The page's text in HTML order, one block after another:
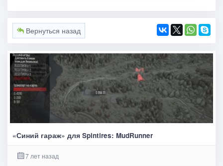
Вернуться назад
«Синий гараж» для Spintires: MudRunner
7 лет назад